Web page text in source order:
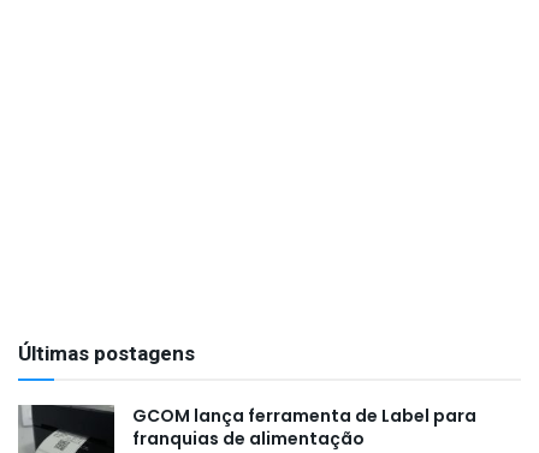
Últimas postagens
GCOM lança ferramenta de Label para
franquias de alimentação